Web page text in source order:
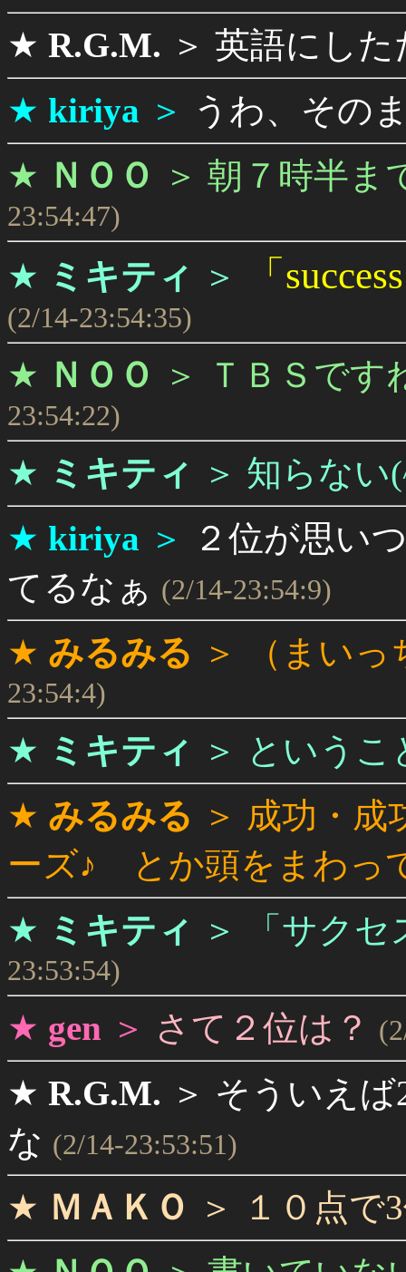
★ R.G.M. ＞ 英語にした
★ kiriya ＞
うわ、その
★ ＮＯＯ ＞ 朝７時半ま
23:54:47)
★ ミキティ ＞ 「
(2/14-23:54:35)
★ ＮＯＯ ＞ ＴＢＳです
23:54:22)
★ ミキティ ＞ 知らない
★ kiriya ＞
２位が思い
てるなぁ (2/14-23:54:9)
★ みるみる ＞ （まい
23:54:4)
★ ミキティ ＞
という
★ みるみる ＞ 成功・成
ーズ♪ とか頭をまわっ
★ ミキティ ＞ 「サク
23:53:54)
★ gen ＞ さて２位は？
★ R.G.M. ＞ そういえ
な (2/14-23:53:51)
★ ＭＡＫＯ ＞
１０点で